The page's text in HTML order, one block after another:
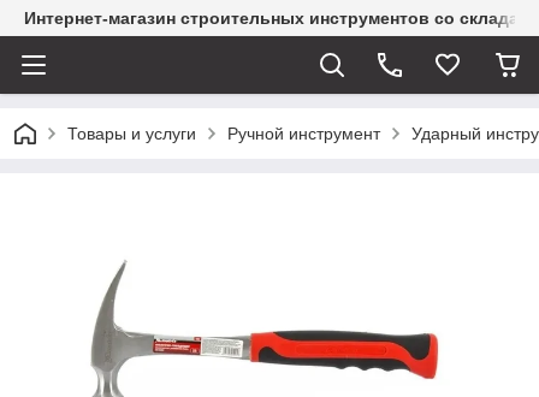
Интернет-магазин строительных инструментов со склада
Товары и услуги Ручной инструмент Ударный